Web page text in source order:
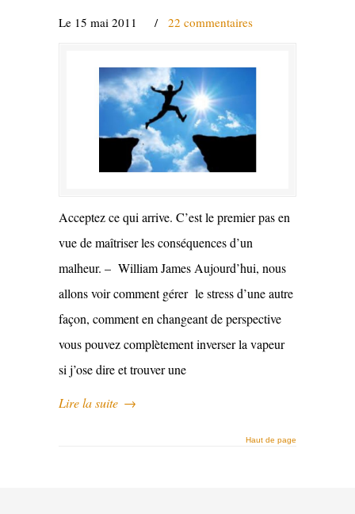
Le 15 mai 2011 / 22 commentaires
Acceptez ce qui arrive. C’est le premier pas en
vue de maîtriser les conséquences d’un
malheur. – William James Aujourd’hui, nous
allons voir comment gérer le stress d’une autre
façon, comment en changeant de perspective
vous pouvez complètement inverser la vapeur
si j’ose dire et trouver une
Lire la suite →
Haut de page